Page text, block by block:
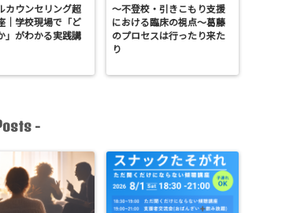
カウンセリング超
｜学校現場で「ど
」がわかる実践講
〜不登校・引きこもり支援
における臨床の視点〜葛藤
のプロセスは行ったり来た
り
-